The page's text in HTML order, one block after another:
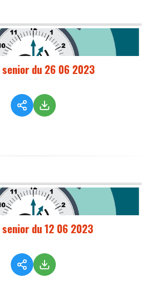
du 26 06 2023
du 12 06 2023